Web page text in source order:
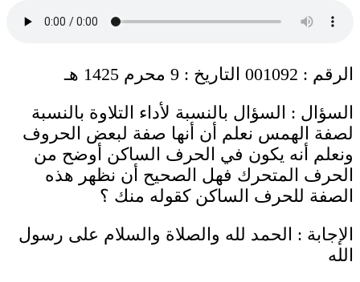
الرقم : 001092 التاريخ : 9 محرم 1425 هـ
السؤال : السؤال بالنسبة لأداء التلاوة بالنسبة
لصفة الهمس نعلم أن أنها صفة لبعض الحروف
ونعلم أنه يكون في الحرف الساكن أوضح من
الحرف المتحرك فهل الصحيح أن نظهر هذه
الصفة للحرف الساكن كقوله منك ؟
الإجابة : الحمد لله والصلاة والسلام على رسول
الله